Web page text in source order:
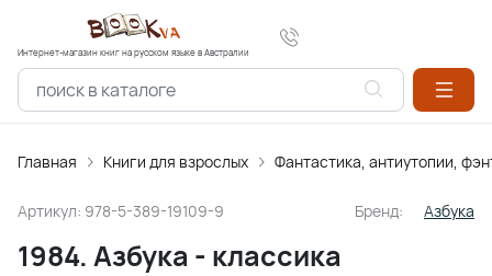
Интернет-магазин книг на русском языке в Австралии
Главная Книги для взрослых Фантастика, антиутопии,
Артикул: 978-5-389-19109-9 Бренд: Азбука
1984. Азбука - классика